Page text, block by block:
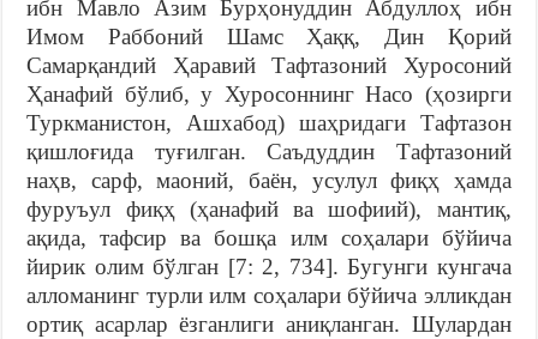
ибн Мавло Азим Бурҳонуддин Абдуллоҳ ибн
Имом Раббоний Шамс Ҳаққ, Дин Қорий
Самарқандий Ҳаравий Тафтазоний Хуросоний
Ҳанафий бўлиб, у Хуросоннинг Насо (ҳозирги
Туркманистон, Ашхабод) шаҳридаги Тафтазон
қишлоғида туғилган. Саъдуддин Тафтазоний
наҳв, сарф, маоний, баён, усулул фиқҳ ҳамда
фуруъул фиқҳ (ҳанафий ва шофиий), мантиқ,
ақида, тафсир ва бошқа илм соҳалари бўйича
йирик олим бўлган [7: 2, 734]. Бугунги кунгача
алломанинг турли илм соҳалари бўйича элликдан
ортиқ асарлар ёзганлиги аниқланган. Шулардан